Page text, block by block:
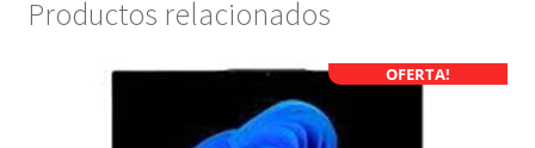
Productos relacionados
OFERTA!